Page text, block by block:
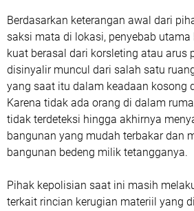
Berdasarkan keterangan awal dari
saksi mata di lokasi, penyebab
kuat berasal dari korsleting atau arus
disinyalir muncul dari salah satu
yang saat itu dalam keadaan kosong
Karena tidak ada orang di dalam
tidak terdeteksi hingga akhirnya
bangunan yang mudah terbakar dan
bangunan bedeng milik tetangganya.
Pihak kepolisian saat ini masih
terkait rincian kerugian materiil yang